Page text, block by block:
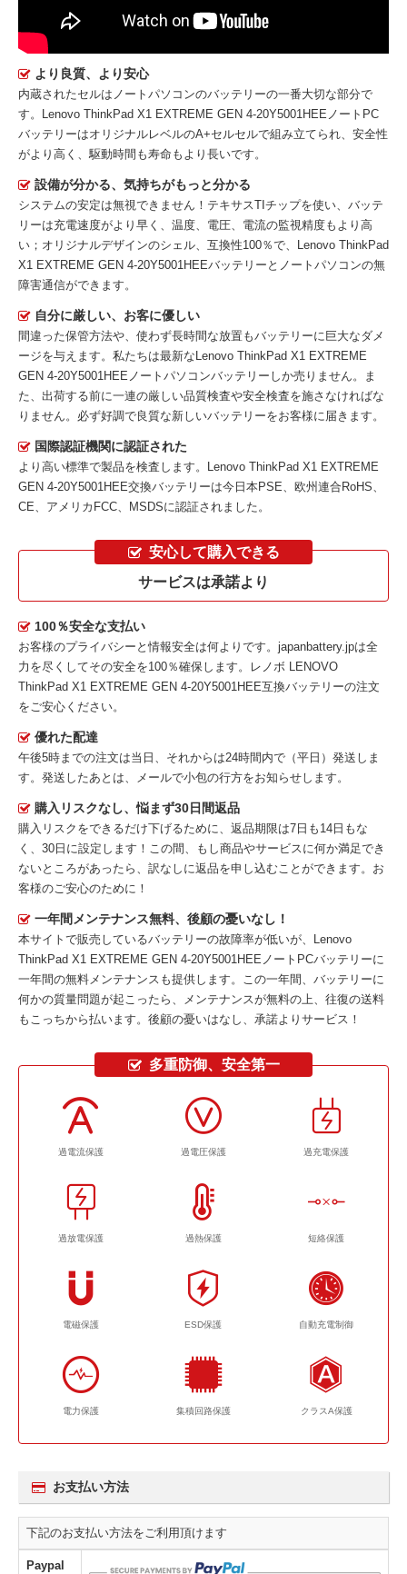
より良質、より安心
内蔵されたセルはノートパソコンのバッテリーの一番大切な部分で
す。
Lenovo ThinkPad X1 EXTREME GEN 4-20Y5001HEEノートPC
バッテリーはオリジナルレベルのA+セルセルで組み立てられ、安全性
がより高く、駆動時間も寿命もより長いです。
設備が分かる、気持ちがもっと分かる
システムの安定は無視できません！テキサスTIチップを使い、バッテ
リーは充電速度がより早く、温度、電圧、電流の監視精度もより高
い；オリジナルデザインのシェル、互換性100％で、Lenovo ThinkPad
X1 EXTREME GEN 4-20Y5001HEEバッテリーとノートパソコンの無
障害通信ができます。
自分に厳しい、お客に優しい
間違った保管方法や、使わず長時間な放置もバッテリーに巨大なダメ
ージを与えます。私たちは最新な Lenovo ThinkPad X1 EXTREME
GEN 4-20Y5001HEEノートパソコンバッテリー しか売りません。ま
た、出荷する前に一連の厳しい品質検査や安全検査を施さなければな
りません。必ず好調で良質な新しいバッテリーをお客様に届きます。
国際認証機関に認証された
より高い標準で製品を検査します。Lenovo ThinkPad X1 EXTREME
GEN 4-20Y5001HEE交換バッテリーは今日本PSE、欧州連合RoHS、
CE、アメリカFCC、MSDSに認証されました。
安心して購入できる
サービスは承諾より
100％安全な支払い
お客様のプライバシーと情報安全は何よりです。japanbattery.jpは全
力を尽くしてその安全を100％確保します。
レノボ LENOVO
ThinkPad X1 EXTREME GEN 4-20Y5001HEE互換バッテリーの注文
をご安心ください。
優れた配達
午後5時までの注文は当日、それからは24時間内で（平日）発送しま
す。発送したあとは、メールで小包の行方をお知らせします。
購入リスクなし、悩まず30日間返品
購入リスクをできるだけ下げるために、返品期限は7日も14日もな
く、30日に設定します！この間、もし商品やサービスに何か満足でき
ないところがあったら、訳なしに返品を申し込むことができます。お
客様のご安心のために！
一年間メンテナンス無料、後顧の憂いなし！
本サイトで販売しているバッテリーの故障率が低いが、
Lenovo
ThinkPad X1 EXTREME GEN 4-20Y5001HEEノートPCバッテリーに
一年間の無料メンテナンスも提供します。この一年間、バッテリーに
何かの質量問題が起こったら、メンテナンスが無料の上、往復の送料
もこっちから払います。後顧の憂いはなし、承諾よりサービス！
多重防御、安全第一
過電流保護 過電圧保護 過充電保護
過放電保護 過熱保護 短絡保護
電磁保護 ESD保護 自動充電制御
電力保護 集積回路保護 クラスA保護
お支払い方法
下記のお支払い方法をご利用頂けます
Paypal